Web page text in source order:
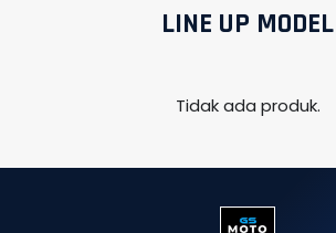
LINE UP MODEL
Tidak ada produk.